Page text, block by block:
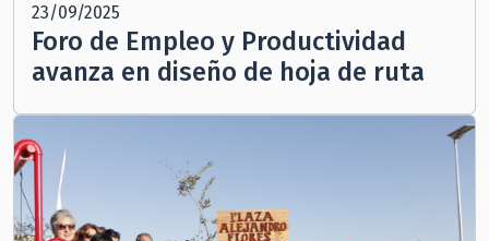
23/09/2025
Foro de Empleo y Productividad
avanza en diseño de hoja de ruta